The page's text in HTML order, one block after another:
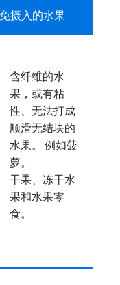
摄入的水果
含纤维的水
果，或有粘
性、无法打成
顺滑无结块的
水果。 例如菠
萝。
干果、冻干水
果和水果零
食。